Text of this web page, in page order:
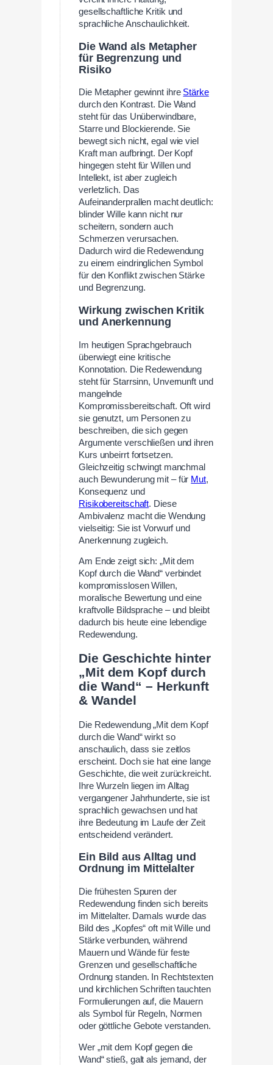
gesellschaftliche Kritik und
sprachliche Anschaulichkeit.
Die Wand als Metapher
für Begrenzung und
Risiko
Die Metapher gewinnt ihre Stärke
durch den Kontrast. Die Wand
steht für das Unüberwindbare,
Starre und Blockierende. Sie
bewegt sich nicht, egal wie viel
Kraft man aufbringt. Der Kopf
hingegen steht für Willen und
Intellekt, ist aber zugleich
verletzlich. Das
Aufeinanderprallen macht deutlich:
blinder Wille kann nicht nur
scheitern, sondern auch
Schmerzen verursachen.
Dadurch wird die Redewendung
zu einem eindringlichen Symbol
für den Konflikt zwischen Stärke
und Begrenzung.
Wirkung zwischen Kritik
und Anerkennung
Im heutigen Sprachgebrauch
überwiegt eine kritische
Konnotation. Die Redewendung
steht für Starrsinn, Unvernunft und
mangelnde
Kompromissbereitschaft. Oft wird
sie genutzt, um Personen zu
beschreiben, die sich gegen
Argumente verschließen und ihren
Kurs unbeirrt fortsetzen.
Gleichzeitig schwingt manchmal
auch Bewunderung mit – für Mut,
Konsequenz und
Risikobereitschaft. Diese
Ambivalenz macht die Wendung
vielseitig: Sie ist Vorwurf und
Anerkennung zugleich.
Am Ende zeigt sich: „Mit dem
Kopf durch die Wand“ verbindet
kompromisslosen Willen,
moralische Bewertung und eine
kraftvolle Bildsprache – und bleibt
dadurch bis heute eine lebendige
Redewendung.
Die Geschichte hinter
„Mit dem Kopf durch
die Wand“ – Herkunft
& Wandel
Die Redewendung „Mit dem Kopf
durch die Wand“ wirkt so
anschaulich, dass sie zeitlos
erscheint. Doch sie hat eine lange
Geschichte, die weit zurückreicht.
Ihre Wurzeln liegen im Alltag
vergangener Jahrhunderte, sie ist
sprachlich gewachsen und hat
ihre Bedeutung im Laufe der Zeit
entscheidend verändert.
Ein Bild aus Alltag und
Ordnung im Mittelalter
Die frühesten Spuren der
Redewendung finden sich bereits
im Mittelalter. Damals wurde das
Bild des „Kopfes“ oft mit Wille und
Stärke verbunden, während
Mauern und Wände für feste
Grenzen und gesellschaftliche
Ordnung standen. In Rechtstexten
und kirchlichen Schriften tauchten
Formulierungen auf, die Mauern
als Symbol für Regeln, Normen
oder göttliche Gebote verstanden.
Wer „mit dem Kopf gegen die
Wand“ stieß, galt als jemand, der